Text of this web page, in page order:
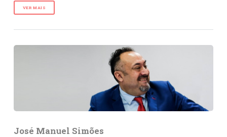
VER MAIS
José Manuel Simões